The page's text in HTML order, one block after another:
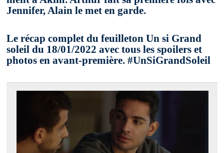
Jennifer, Alain le met en garde.
Le récap complet du feuilleton Un si Grand
soleil du 18/01/2022 avec tous les spoilers et
photos en avant-première. #UnSiGrandSoleil